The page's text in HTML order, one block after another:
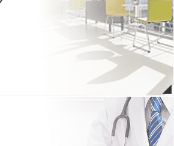
病理検査業務） 採用情報のページを更新し
車場がタイムズになります。(詳しくはこち